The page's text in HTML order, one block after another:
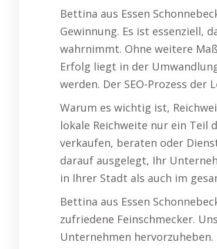
Bettina aus Essen
Gewinnung. Es ist essenziell,
wahrnimmt. Ohne weitere
Erfolg liegt in der
werden. Der SEO-Prozess
Warum es wichtig ist,
lokale Reichweite nur ein Teil
verkaufen, beraten oder
darauf ausgelegt, Ihr
in Ihrer Stadt als auch im
Bettina aus Essen
zufriedene Feinschmecker.
Unternehmen hervorzuheben.